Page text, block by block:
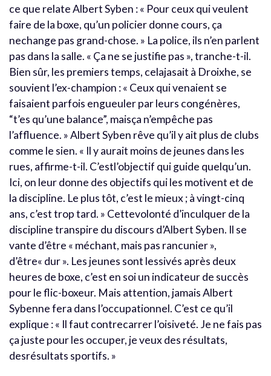
ce que relate Albert Syben : « Pour ceux qui veulent
faire de la boxe, qu’un policier donne cours, ça
nechange pas grand-chose. » La police, ils n’en parlent
pas dans la salle. « Ça ne se justifie pas », tranche-t-il.
Bien sûr, les premiers temps, celajasait à Droixhe, se
souvient l’ex-champion : « Ceux qui venaient se
faisaient parfois engueuler par leurs congénères,
“t’es qu’une balance”, maisça n’empêche pas
l’affluence. » Albert Syben rêve qu’il y ait plus de clubs
comme le sien. « Il y aurait moins de jeunes dans les
rues, affirme-t-il. C’estl’objectif qui guide quelqu’un.
Ici, on leur donne des objectifs qui les motivent et de
la discipline. Le plus tôt, c’est le mieux ; à vingt-cinq
ans, c’est trop tard. » Cettevolonté d’inculquer de la
discipline transpire du discours d’Albert Syben. Il se
vante d’être « méchant, mais pas rancunier »,
d’être« dur ». Les jeunes sont lessivés après deux
heures de boxe, c’est en soi un indicateur de succès
pour le flic-boxeur. Mais attention, jamais Albert
Sybenne fera dans l’occupationnel. C’est ce qu’il
explique : « Il faut contrecarrer l’oisiveté. Je ne fais pas
ça juste pour les occuper, je veux des résultats,
desrésultats sportifs. »